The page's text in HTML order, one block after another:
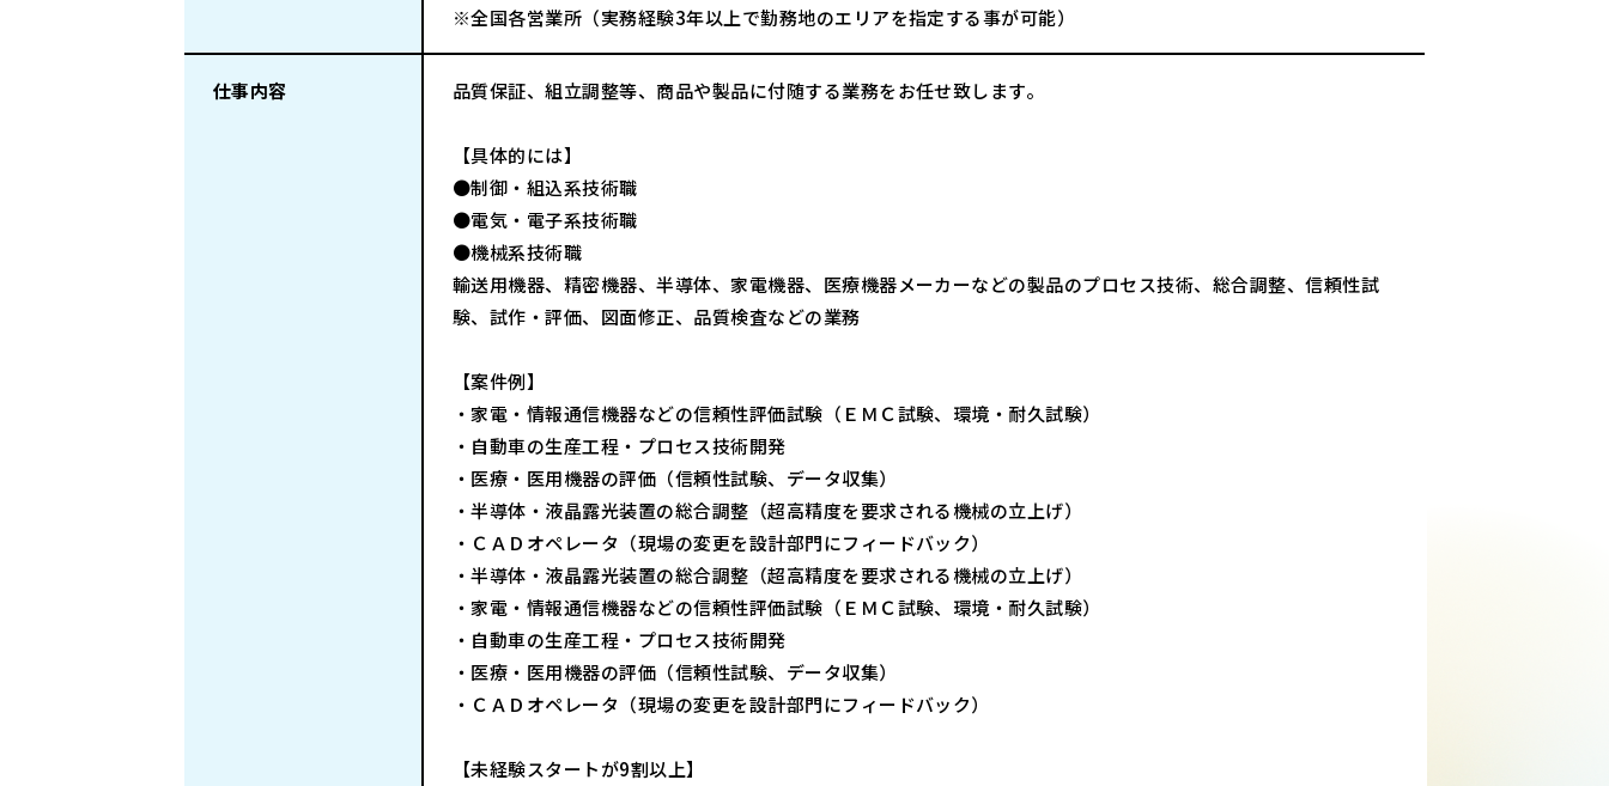
※全国各営業所（実務経験3年以上で勤務地のエリアを指定する事が可能）
仕事内容 品質保証、組立調整等、商品や製品に付随する業務をお任せ致します。
【具体的には】
●制御・組込系技術職
●電気・電子系技術職
●機械系技術職
輸送用機器、精密機器、半導体、家電機器、医療機器メーカーなどの製品のプロセス技術、総合調整、信頼性試
験、試作・評価、図面修正、品質検査などの業務
【案件例】
・家電・情報通信機器などの信頼性評価試験（ＥＭＣ試験、環境・耐久試験）
・自動車の生産工程・プロセス技術開発
・医療・医用機器の評価（信頼性試験、データ収集）
・半導体・液晶露光装置の総合調整（超高精度を要求される機械の立上げ）
・ＣＡＤオペレータ（現場の変更を設計部門にフィードバック）
・半導体・液晶露光装置の総合調整（超高精度を要求される機械の立上げ）
・家電・情報通信機器などの信頼性評価試験（ＥＭＣ試験、環境・耐久試験）
・自動車の生産工程・プロセス技術開発
・医療・医用機器の評価（信頼性試験、データ収集）
・ＣＡＤオペレータ（現場の変更を設計部門にフィードバック）
【未経験スタートが9割以上】